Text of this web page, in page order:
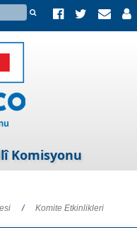
Komisyonu
/ Komite Etkinlikleri